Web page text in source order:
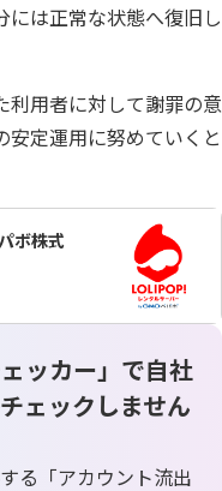
には正常な状態へ復旧し
利用者に対して謝罪の意
安定運用に努めていくと
ボ株式
ッカー」で自社
ェックしません
る「アカウント流出